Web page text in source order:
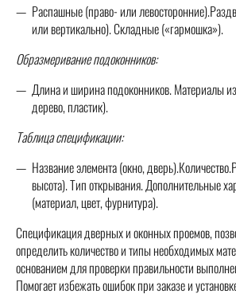
Распашные (право- или
или вертикально). Складные («гармошка»).
Образмеривание подоконников:
Длина и ширина подоконников. Материалы
дерево, пластик).
Таблица спецификации:
Название элемента (окно,
высота). Тип открывания. Дополнительные
(материал, цвет, фурнитура).
Спецификация дверных и оконных проемов,
определить количество и типы необходимых
основанием для проверки правильности
Помогает избежать ошибок при заказе и